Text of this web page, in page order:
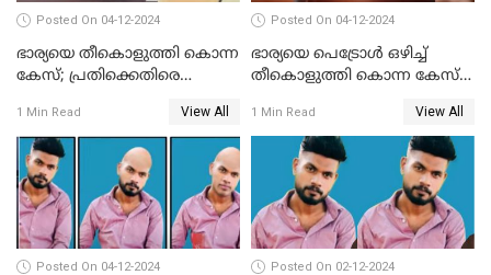
Posted On 04-12-2024
ഭാര്യയെ തീകൊളുത്തി കൊന്ന
കേസ്; പ്രതിക്കെതിരെ
വധശ്രമ കുറ്റവും ചുമത്തി
1 Min Read View All
Posted On 04-12-2024
ഭാര്യയെ പെട്രോള്‍ ഒഴിച്ച്
തീകൊളുത്തി കൊന്ന കേസ്‌;
രേഖപ്പെടുത്തി
1 Min Read View All
Posted On 04-12-2024 Posted On 02-12-2024